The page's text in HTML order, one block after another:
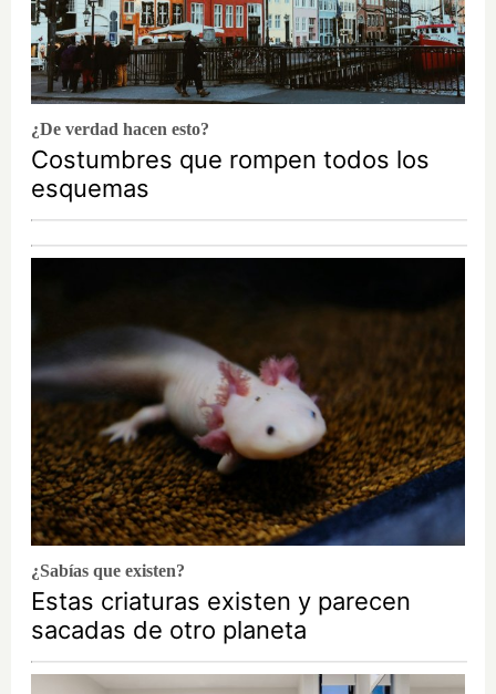
¿De verdad hacen esto?
Costumbres que rompen todos los
esquemas
¿Sabías que existen?
Estas criaturas existen y parecen
sacadas de otro planeta